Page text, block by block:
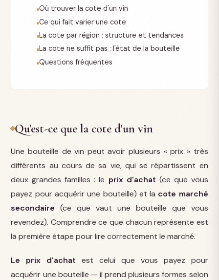
Où trouver la cote d'un vin
Ce qui fait varier une cote
La cote par région : structure et tendances
La cote ne suffit pas : l'état de la bouteille
Questions fréquentes
Qu'est-ce que la cote d'un vin
Une bouteille de vin peut avoir plusieurs « prix » très
différents au cours de sa vie, qui se répartissent en
deux grandes familles : le prix d'achat (ce que vous
payez pour acquérir une bouteille) et la cote marché
secondaire (ce que vaut une bouteille que vous
revendez). Comprendre ce que chacun représente est
la première étape pour lire correctement le marché.
Le prix d'achat est celui que vous payez pour
acquérir une bouteille — il prend plusieurs formes selon